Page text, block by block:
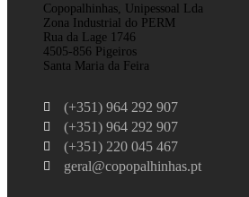
Copopalhinhas, Unipessoal Lda
Zona Industrial do PERM
Rua da Lage 1746
4505-856 Pigeiros
Santa Maria da Feira
(+351) 964 292 907
(+351) 964 292 907
(+351) 220 045 467
geral@copopalhinhas.pt